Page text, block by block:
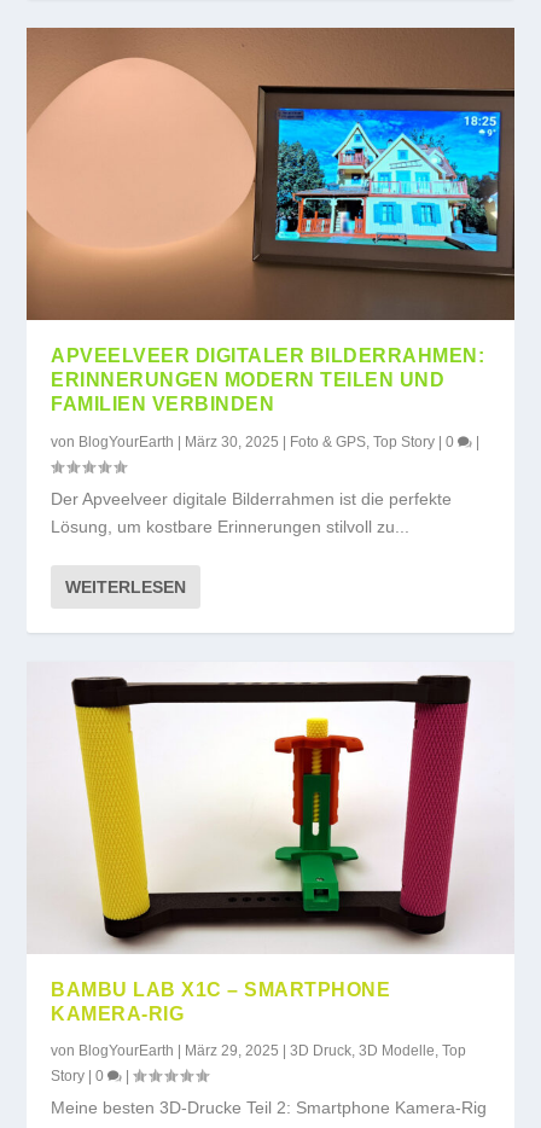
APVEELVEER DIGITALER BILDERRAHMEN:
ERINNERUNGEN MODERN TEILEN UND
FAMILIEN VERBINDEN
von BlogYourEarth März 30, 2025 Foto & GPS,Top Story |0
Der Apveelveer digitale Bilderrahmen ist die perfekte
Lösung, um kostbare Erinnerungen stilvoll zu...
WEITERLESEN
BAMBU LAB X1C – SMARTPHONE
KAMERA-RIG
von BlogYourEarth März 29, 2025 |3D Druck,3D Modelle,Top
Story |0 |
Meine besten 3D-Drucke Teil 2: Smartphone Kamera-Rig